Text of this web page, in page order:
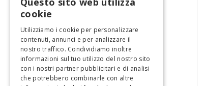
ENGLISH
ITALIAN
cookie
Utilizziamo i cookie per personalizzare
contenuti, annunci e per analizzare il
nostro traffico. Condividiamo inoltre
informazioni sul tuo utilizzo del nostro sito
con i nostri partner pubblicitari e di analisi
che potrebbero combinarle con altre